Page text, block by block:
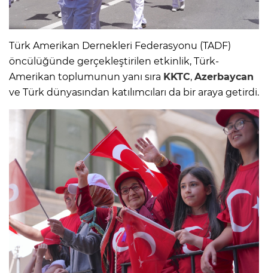
Türk Amerikan Dernekleri Federasyonu (TADF)
öncülüğünde gerçekleştirilen etkinlik, Türk-
Amerikan toplumunun yanı sıra KKTC, Azerbaycan
ve Türk dünyasından katılımcıları da bir araya getirdi.